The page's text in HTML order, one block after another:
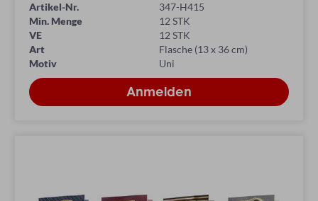
Artikel-Nr.
347-H415
Min. Menge
12 STK
VE
12 STK
Art
Flasche (13 x 36 cm)
Motiv
Uni